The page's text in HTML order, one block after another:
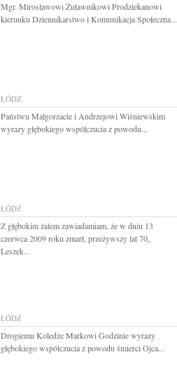
Mgr. Mirosławowi Żuławnikowi Prodziekanowi
kierunku Dziennikarstwo i Komunikacja Społeczna...
ŁÓDŹ
Państwu Małgorzacie i Andrzejowi Wiśniewskim
wyrazy głębokiego współczucia z powodu...
ŁÓDŹ
Z głębokim żalem zawiadamiam, że w dniu 13
czerwca 2009 roku zmarł, przeżywszy lat 70,
Leszek...
ŁÓDŹ
Drogiemu Koledze Markowi Godzinie wyrazy
głębokiego współczucia z powodu śmierci Ojca...